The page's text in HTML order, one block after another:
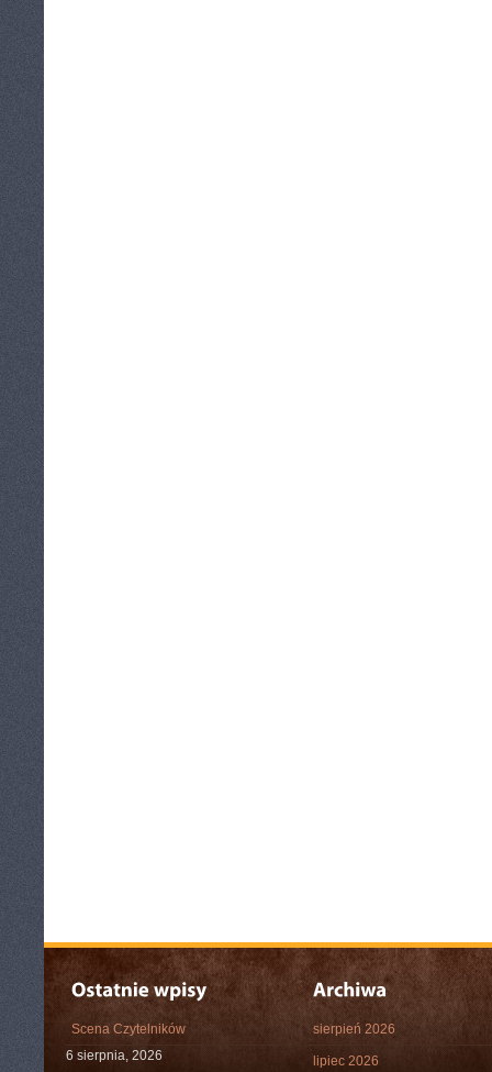
Scena Czytelników
6 sierpnia, 2026
sierpień 2026
lipiec 2026